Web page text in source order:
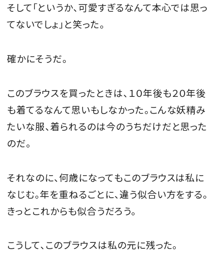
そして「というか、可愛すぎるなんて本心では思っ
てないでしょ」と笑った。
確かにそうだ。
このブラウスを買ったときは、１０年後も２０年後
も着てるなんて思いもしなかった。こんな妖精み
たいな服、着られるのは今のうちだけだと思った
のだ。
それなのに、何歳になってもこのブラウスは私に
なじむ。年を重ねるごとに、違う似合い方をする。
きっとこれからも似合うだろう。
こうして、このブラウスは私の元に残った。